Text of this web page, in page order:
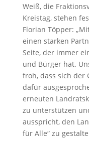
Weiß, die
Kreistag, stehen
Florian Töpper:
einen starken
Seite, der immer
und Bürger hat.
froh, dass sich der
dafür
erneuten
zu unterstützen
ausspricht, den
für Alle“ zu